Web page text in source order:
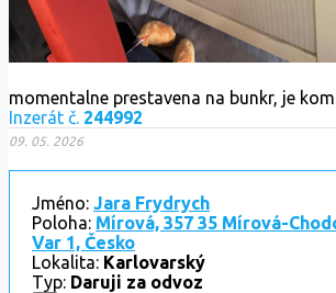
momentalne prestavena na bunkr, je
Inzerát č. 244992
09. 05. 2026
Jméno: Jara Frydrych
Poloha: Mírová, 357 35 Mírová-
Var 1, Česko
Lokalita: Karlovarský
Typ: Daruji za odvoz